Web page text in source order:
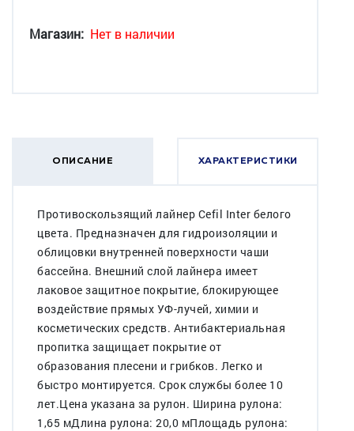
Магазин: Нет в наличии
ОПИСАНИЕ ХАРАКТЕРИСТИКИ
Противоскользящий лайнер Cefil Inter белого
цвета. Предназначен для гидроизоляции и
облицовки внутренней поверхности чаши
бассейна. Внешний слой лайнера имеет
лаковое защитное покрытие, блокирующее
воздействие прямых УФ-лучей, химии и
косметических средств. Антибактериальная
пропитка защищает покрытие от
образования плесени и грибков. Легко и
быстро монтируется. Срок службы более 10
лет.Цена указана за рулон. Ширина рулона:
1,65 мДлина рулона: 20,0 мПлощадь рулона: